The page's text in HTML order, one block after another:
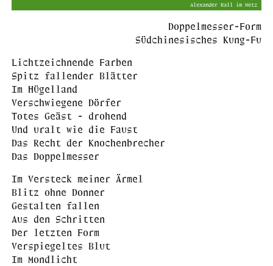
Alexander Rall im Netz
Doppelmesser-Form
Südchinesisches Kung-Fu
Lichtzeichnende Farben
Spitz fallender Blätter
Im Hügelland
Verschwiegene Dörfer
Totes Geäst - drohend
Und uralt wie die Faust
Das Recht der Knochenbrecher
Das Doppelmesser
Im Versteck meiner Ärmel
Blitz ohne Donner
Gestalten fallen
Aus den Schritten
Der letzten Form
Verspiegeltes Blut
Im Mondlicht